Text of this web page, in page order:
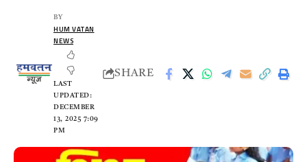
LAST
UPDATED:
DECEMBER
13, 2025 7:09
PM
BY
HUM VATAN
NEWS
SHARE